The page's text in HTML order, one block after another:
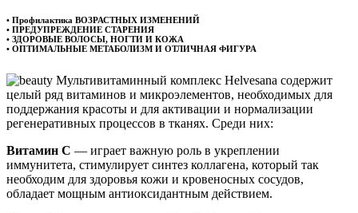
• Профилактика ВОЗРАСТНЫХ ИЗМЕНЕНИЙ
• ПРЕДУПРЕЖДЕНИЕ СТАРЕНИЯ
• ЗДОРОВЫЕ ВОЛОСЫ, НОГТИ И КОЖА
• ОПТИМАЛЬНЫЕ МЕТАБОЛИЗМ И ОТЛИЧНАЯ ФИГУРА
Мультивитаминный комплекс Helvesana содержит
целый ряд витаминов и микроэлементов, необходимых для
поддержания красоты и для активации и нормализации
регенеративных процессов в тканях. Среди них:
Витамин С — играет важную роль в укреплении
иммунитета, стимулирует синтез коллагена, который так
необходим для здоровья кожи и кровеносных сосудов,
обладает мощным антиоксидантным действием.